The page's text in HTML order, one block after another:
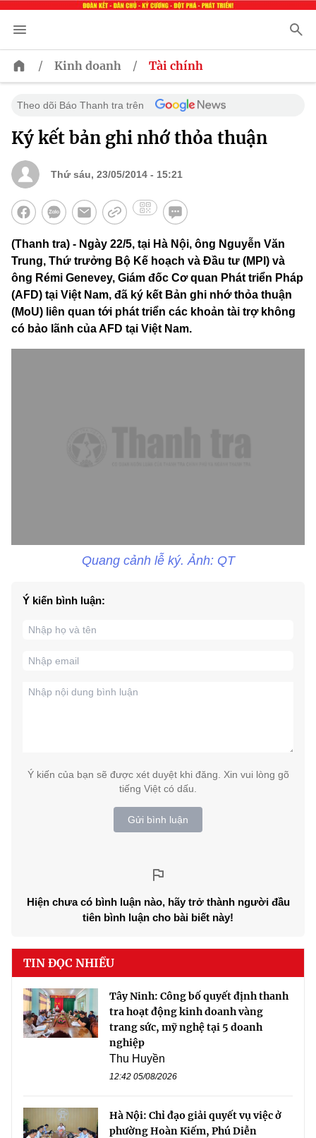
/ Kinh doanh / Tài chính
Theo dõi Báo Thanh tra trên
Ký kết bản ghi nhớ thỏa thuận
Thứ sáu, 23/05/2014 - 15:21
(Thanh tra) - Ngày 22/5, tại Hà Nội, ông Nguyễn Văn
Trung, Thứ trưởng Bộ Kế hoạch và Đầu tư (MPI) và
ông Rémi Genevey, Giám đốc Cơ quan Phát triển Pháp
(AFD) tại Việt Nam, đã ký kết Bản ghi nhớ thỏa thuận
(MoU) liên quan tới phát triển các khoản tài trợ không
có bảo lãnh của AFD tại Việt Nam.
Quang cảnh lễ ký. Ảnh: QT
Ý kiến bình luận:
Ý kiến của bạn sẽ được xét duyệt khi đăng. Xin vui lòng gõ
tiếng Việt có dấu.
Gửi bình luận
Hiện chưa có bình luận nào, hãy trở thành người đầu
tiên bình luận cho bài biết này!
TIN ĐỌC NHIỀU
Tây Ninh: Công bố quyết định thanh
tra hoạt động kinh doanh vàng
trang sức, mỹ nghệ tại 5 doanh
nghiệp
Thu Huyền
12:42 05/08/2026
Hà Nội: Chỉ đạo giải quyết vụ việc ở
phường Hoàn Kiếm, Phú Diễn